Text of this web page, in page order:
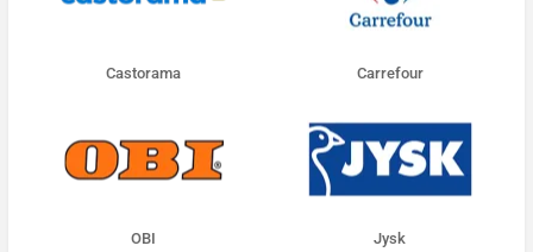
Castorama Carrefour
OBI Jysk